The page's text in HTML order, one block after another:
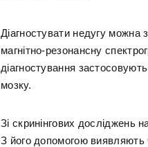
Діагностувати недугу можна
магнітно-резонансну
діагностування
мозку.
Зі скринінгових досліджень
З його допомогою виявляють